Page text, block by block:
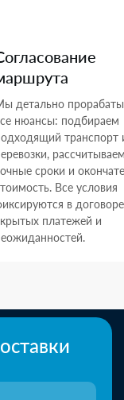
детально
нюансы: подбираем
транспорт
сроки и
Все условия
в
платежей и